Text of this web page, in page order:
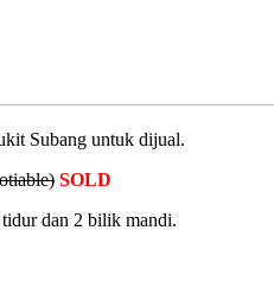
Subang untuk dijual.
SOLD
dan 2 bilik mandi.